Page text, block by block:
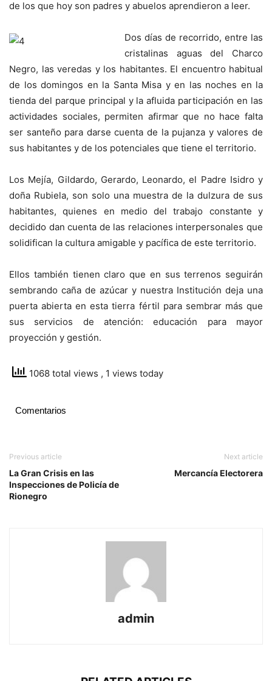
de los que hoy son padres y abuelos aprendieron a leer.
Dos días de recorrido, entre las
cristalinas aguas del Charco
Negro, las veredas y los habitantes. El encuentro habitual
de los domingos en la Santa Misa y en las noches en la
tienda del parque principal y la afluida participación en las
actividades sociales, permiten afirmar que no hace falta
ser santeño para darse cuenta de la pujanza y valores de
sus habitantes y de los potenciales que tiene el territorio.
Los Mejía, Gildardo, Gerardo, Leonardo, el Padre Isidro y
doña Rubiela, son solo una muestra de la dulzura de sus
habitantes, quienes en medio del trabajo constante y
decidido dan cuenta de las relaciones interpersonales que
solidifican la cultura amigable y pacífica de este territorio.
Ellos también tienen claro que en sus terrenos seguirán
sembrando caña de azúcar y nuestra Institución deja una
puerta abierta en esta tierra fértil para sembrar más que
sus servicios de atención: educación para mayor
proyección y gestión.
1068 total views , 1 views today
Comentarios
Previous article
La Gran Crisis en las
Inspecciones de Policía de
Rionegro
Next article
Mercancía Electorera
admin